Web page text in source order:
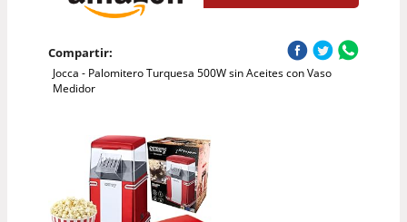
Compartir:
Jocca - Palomitero Turquesa 500W sin Aceites con Vaso
Medidor